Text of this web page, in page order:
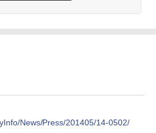
News/Press/201405/14-0502/